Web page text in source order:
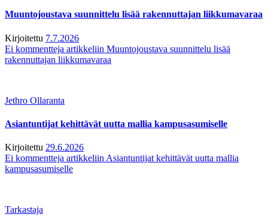
Muuntojoustava suunnittelu lisää rakennuttajan liikkumavaraa
Kirjoitettu 7.7.2026
Ei kommentteja artikkeliin Muuntojoustava suunnittelu lisää
rakennuttajan liikkumavaraa
Jethro Ollaranta
Asiantuntijat kehittävät uutta mallia kampusasumiselle
Kirjoitettu 29.6.2026
Ei kommentteja artikkeliin Asiantuntijat kehittävät uutta mallia
kampusasumiselle
Tarkastaja